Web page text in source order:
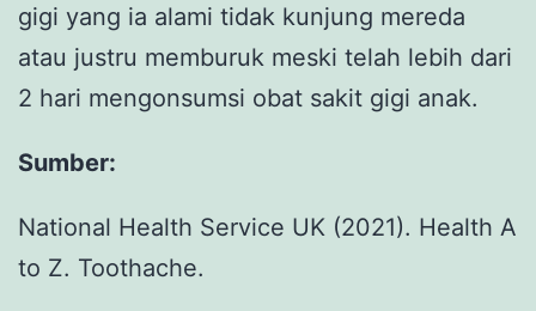
gigi yang ia alami tidak kunjung mereda
atau justru memburuk meski telah lebih dari
2 hari mengonsumsi obat sakit gigi anak.
Sumber:
National Health Service UK (2021). Health A
to Z. Toothache.